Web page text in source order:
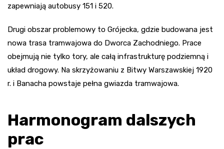
zapewniają autobusy 151 i 520.
Drugi obszar problemowy to Grójecka, gdzie budowana jest
nowa trasa tramwajowa do Dworca Zachodniego. Prace
obejmują nie tylko tory, ale całą infrastrukturę podziemną i
układ drogowy. Na skrzyżowaniu z Bitwy Warszawskiej 1920
r. i Banacha powstaje pełna gwiazda tramwajowa.
Harmonogram dalszych
prac